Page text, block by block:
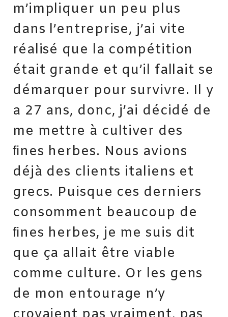
m’impliquer un peu plus
dans l’entreprise, j’ai vite
réalisé que la compétition
était grande et qu’il fallait se
démarquer pour survivre. Il y
a 27 ans, donc, j’ai décidé de
me mettre à cultiver des
ﬁnes herbes. Nous avions
déjà des clients italiens et
grecs. Puisque ces derniers
consomment beaucoup de
ﬁnes herbes, je me suis dit
que ça allait être viable
comme culture. Or les gens
de mon entourage n’y